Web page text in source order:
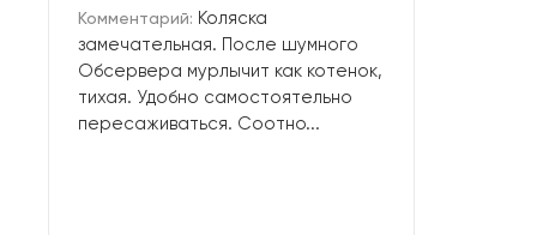
Комментарий: Коляска
замечательная. После шумного
Обсервера мурлычит как котенок,
тихая. Удобно самостоятельно
пересаживаться. Соотно...